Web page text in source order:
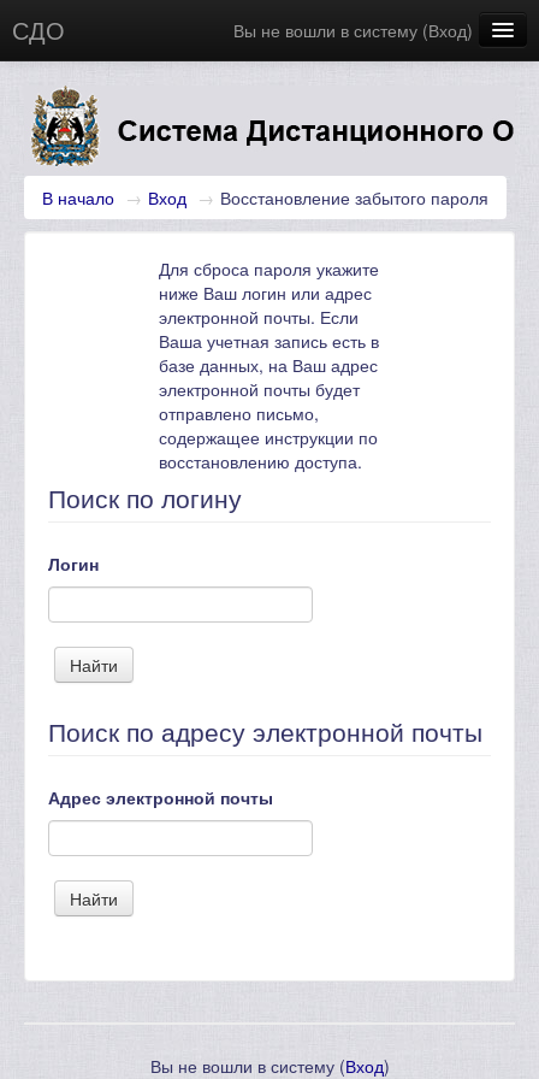
СДО Вы не вошли в систему (Вход)
Новости
Русский (ru)
В начало → Вход → Восстановление забытого пароля
Для сброса пароля укажите
ниже Ваш логин или адрес
электронной почты. Если
Ваша учетная запись есть в
базе данных, на Ваш адрес
электронной почты будет
отправлено письмо,
содержащее инструкции по
восстановлению доступа.
Поиск по логину
Логин
Поиск по адресу электронной почты
Адрес электронной почты
Вы не вошли в систему (Вход)